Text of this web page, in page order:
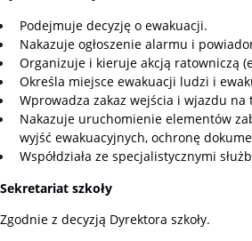
Podejmuje decyzję o ewakuacji.
Nakazuje ogłoszenie alarmu i
Organizuje i kieruje akcją ratowniczą
Określa miejsce ewakuacji ludzi i
Wprowadza zakaz wejścia i wjazdu na
Nakazuje uruchomienie elementów
wyjść ewakuacyjnych, ochronę
Współdziała ze specjalistycznymi
Sekretariat szkoły
Zgodnie z decyzją Dyrektora szkoły.